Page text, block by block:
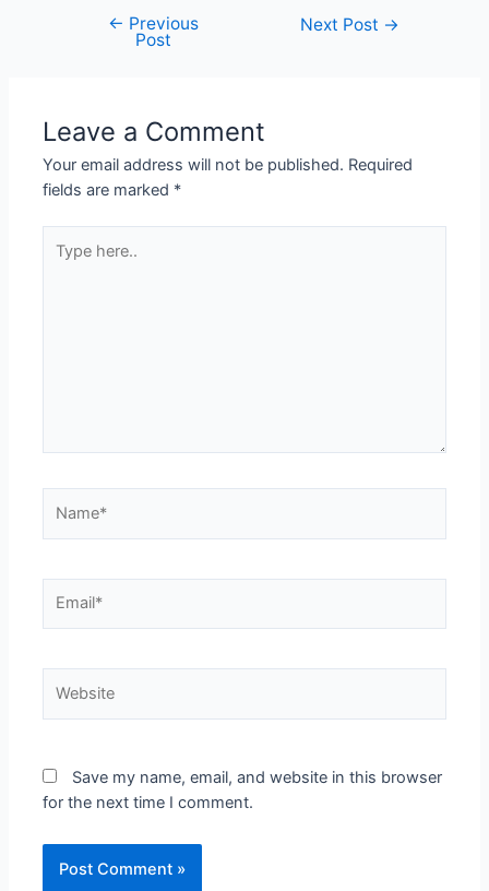
navigation
← Previous
Post
Next Post →
Leave a Comment
Your email address will not be published. Required
fields are marked *
here..
Save my name, email, and website in this browser
for the next time I comment.